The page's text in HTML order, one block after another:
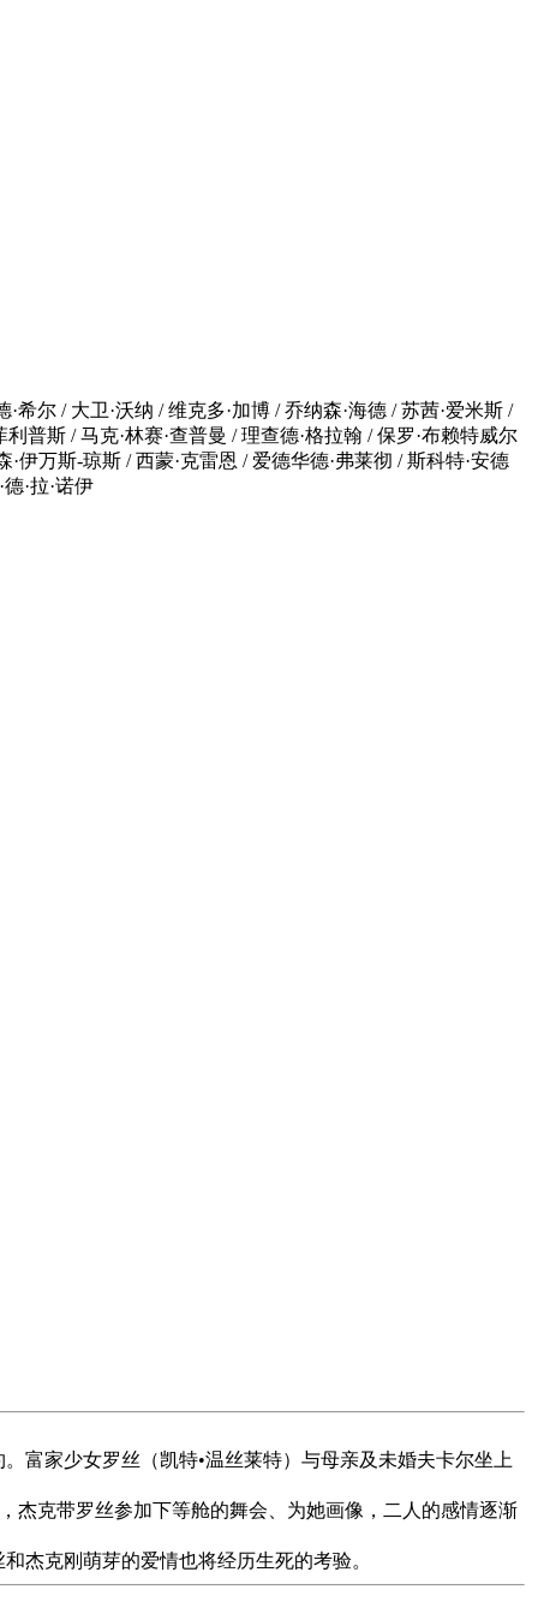
希尔 / 大卫·沃纳 / 维克多·加博 / 乔纳森·海德 / 苏茜·爱米斯 /
普斯 / 马克·林赛·查普曼 / 理查德·格拉翰 / 保罗·布赖特威尔
伊万斯-琼斯 / 西蒙·克雷恩 / 爱德华德·弗莱彻 / 斯科特·安德
·拉·诺伊
富家少女罗丝（凯特•温丝莱特）与母亲及未婚夫卡尔坐上
杰克带罗丝参加下等舱的舞会、为她画像，二人的感情逐渐
杰克刚萌芽的爱情也将经历生死的考验。